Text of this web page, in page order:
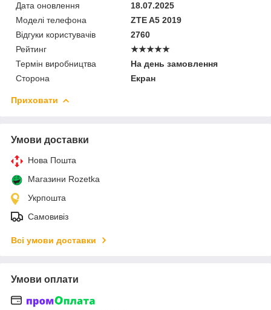
Дата оновлення
18.07.2025
Моделі телефона
ZTE A5 2019
Відгуки користувачів
2760
Рейтинг
★★★★★
Термін виробництва
На день замовлення
Сторона
Екран
Приховати
Умови доставки
Нова Пошта
Магазини Rozetka
Укрпошта
Самовивіз
Всі умови доставки
Умови оплати